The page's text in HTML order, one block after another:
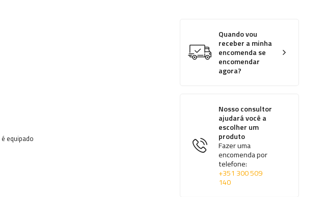
Quando vou
receber a minha
encomenda se
encomendar
agora?
Nosso consultor
ajudará você a
escolher um
produto
Fazer uma
encomenda por
telefone:
+351 300 509
140
é equipado